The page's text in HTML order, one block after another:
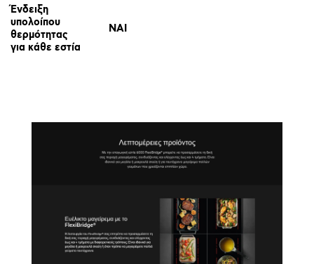
Ένδειξη
υπολοίπου
θερμότητας
για κάθε εστία
ΝΑΙ